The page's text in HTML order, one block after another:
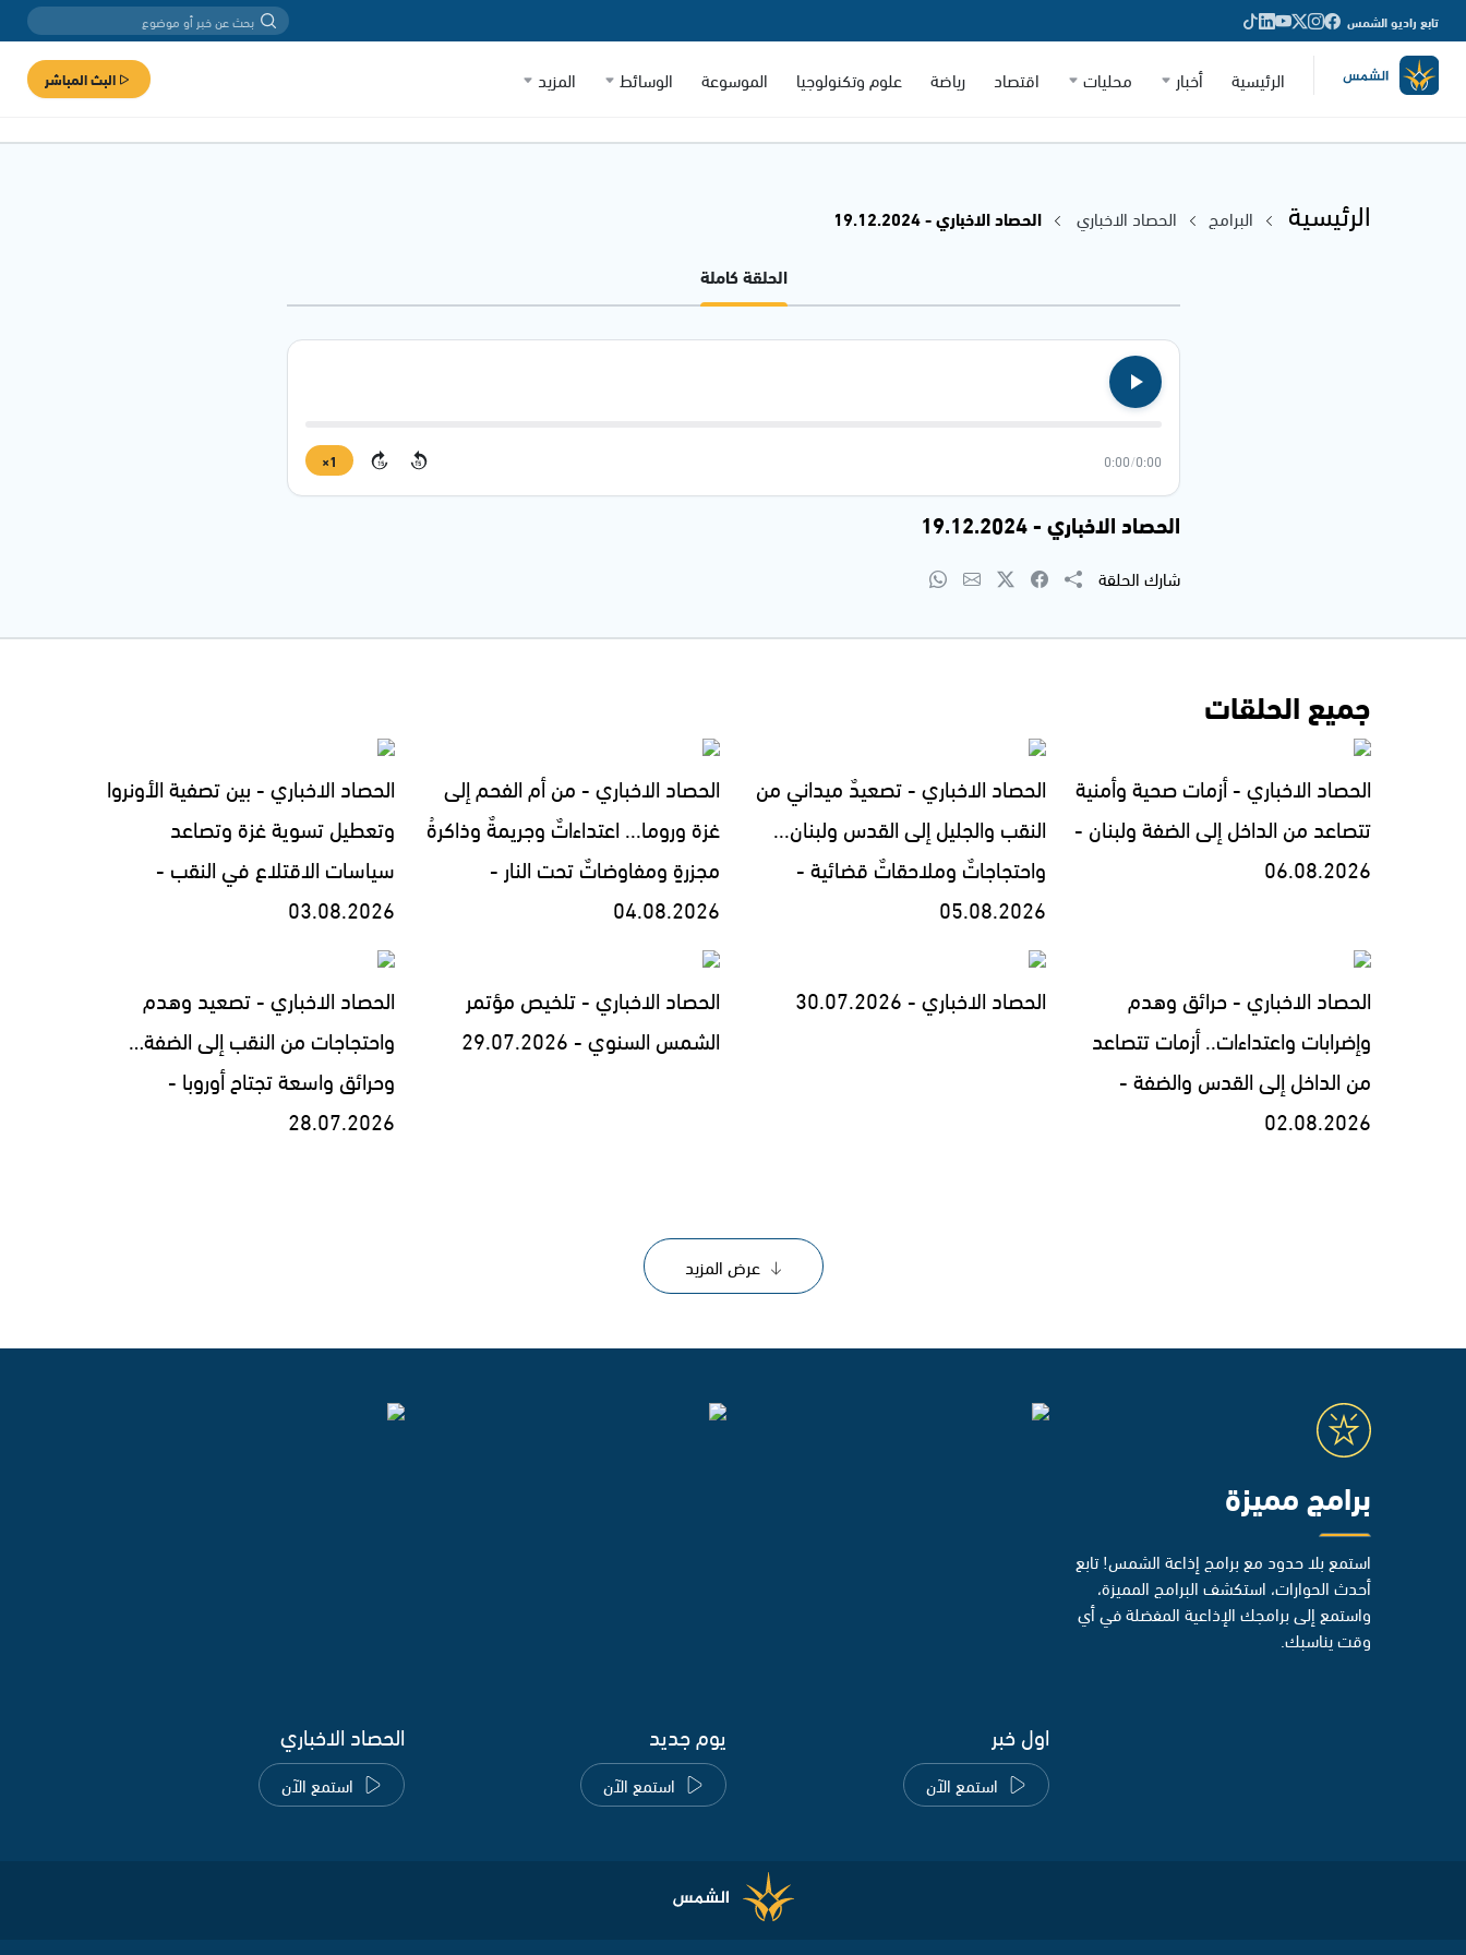
تابع راديو الشمس
الرئيسية أخبار محليات اقتصاد رياضة علوم وتكنولوجيا الموسوعة الوسائط المزيد البث المباشر
الرئيسية البرامج الحصاد الاخباري
الحصاد الاخباري - 19.12.2024
الحلقة كاملة
0:00
/
0:00
15
15
1×
الحصاد الاخباري - 19.12.2024
شارك الحلقة
جميع الحلقات
الحصاد الاخباري - أزمات صحية وأمنية
تتصاعد من الداخل إلى الضفة ولبنان -
06.08.2026
الحصاد الاخباري - تصعيدٌ ميداني من
النقب والجليل إلى القدس ولبنان...
واحتجاجاتٌ وملاحقاتٌ قضائية -
05.08.2026
الحصاد الاخباري - من أم الفحم إلى
غزة وروما... اعتداءاتٌ وجريمةٌ وذاكرةُ
مجزرةٍ ومفاوضاتٌ تحت النار -
04.08.2026
الحصاد الاخباري - بين تصفية الأونروا
وتعطيل تسوية غزة وتصاعد
سياسات الاقتلاع في النقب -
03.08.2026
الحصاد الاخباري - حرائق وهدم
وإضرابات واعتداءات.. أزمات تتصاعد
من الداخل إلى القدس والضفة -
02.08.2026
الحصاد الاخباري - 30.07.2026
الحصاد الاخباري - تلخيص مؤتمر
الشمس السنوي - 29.07.2026
الحصاد الاخباري - تصعيد وهدم
واحتجاجات من النقب إلى الضفة…
وحرائق واسعة تجتاح أوروبا -
28.07.2026
عرض المزيد
برامج مميزة
استمع بلا حدود مع برامج إذاعة الشمس! تابع
أحدث الحوارات، استكشف البرامج المميزة،
واستمع إلى برامجك الإذاعية المفضلة في أي
وقت يناسبك.
اول خبر
استمع الآن
يوم جديد
استمع الآن
الحصاد الاخباري
استمع الآن